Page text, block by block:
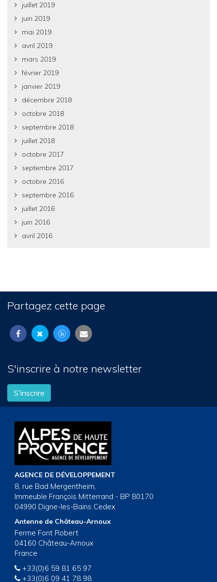
juillet 2019
juin 2019
mai 2019
avril 2019
mars 2019
février 2019
janvier 2019
décembre 2018
octobre 2018
septembre 2018
juillet 2018
octobre 2017
septembre 2017
octobre 2016
septembre 2016
juillet 2016
juin 2016
avril 2016
Partagez cette page
S'inscrire à notre newsletter
S'inscrire
AGENCE DE DÉVELOPPEMENT
8, rue Bad Mergentheim,
Immeuble François Mitterrand - BP 80170
04990 Digne-les-Bains Cedex
Antenne de Château-Arnoux
Ferme Font Robert
04160 Château-Arnoux
France
+33(0)6 59 81 65 97
+33(0)6 09 41 78 98